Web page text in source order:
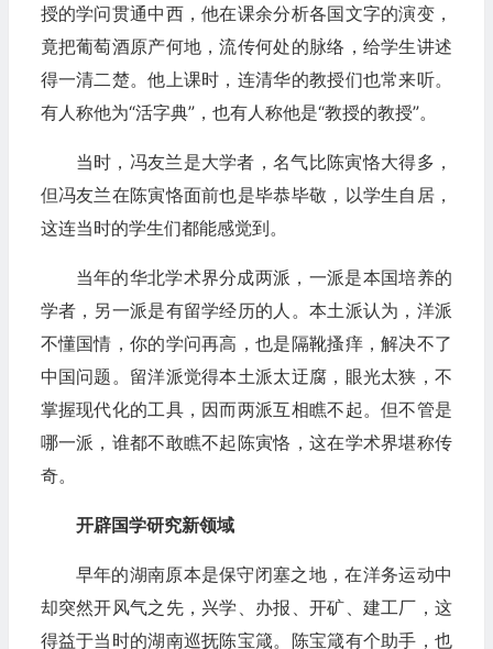
授的学问贯通中西，他在课余分析各国文字的演变，
竟把葡萄酒原产何地，流传何处的脉络，给学生讲述
得一清二楚。他上课时，连清华的教授们也常来听。
有人称他为“活字典”，也有人称他是“教授的教授”。
当时，冯友兰是大学者，名气比陈寅恪大得多，
但冯友兰在陈寅恪面前也是毕恭毕敬，以学生自居，
这连当时的学生们都能感觉到。
当年的华北学术界分成两派，一派是本国培养的
学者，另一派是有留学经历的人。本土派认为，洋派
不懂国情，你的学问再高，也是隔靴搔痒，解决不了
中国问题。留洋派觉得本土派太迂腐，眼光太狭，不
掌握现代化的工具，因而两派互相瞧不起。但不管是
哪一派，谁都不敢瞧不起陈寅恪，这在学术界堪称传
奇。
开辟国学研究新领域
早年的湖南原本是保守闭塞之地，在洋务运动中
却突然开风气之先，兴学、办报、开矿、建工厂，这
得益于当时的湖南巡抚陈宝箴。陈宝箴有个助手，也